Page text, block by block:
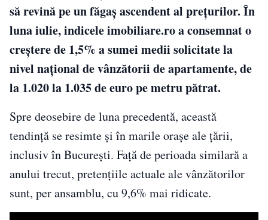
să revină pe un făgaș ascendent al prețurilor. În
luna iulie, indicele imobiliare.ro a consemnat o
creștere de 1,5% a sumei medii solicitate la
nivel național de vânzătorii de apartamente, de
la 1.020 la 1.035 de euro pe metru pătrat.
Spre deosebire de luna precedentă, această
tendință se resimte și în marile orașe ale țării,
inclusiv în București. Față de perioada similară a
anului trecut, pretențiile actuale ale vânzătorilor
sunt, per ansamblu, cu 9,6% mai ridicate.